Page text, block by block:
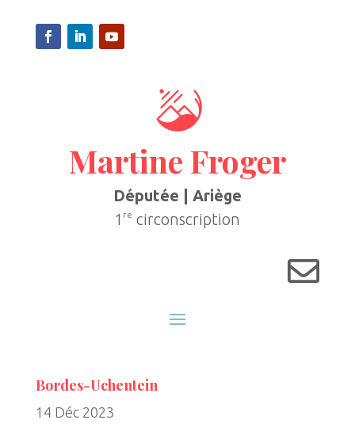
Martine Froger
Députée | Ariège
1 re circonscription

Bordes-Uchentein
14 Déc 2023